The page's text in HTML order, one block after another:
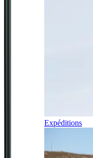
Expéditions